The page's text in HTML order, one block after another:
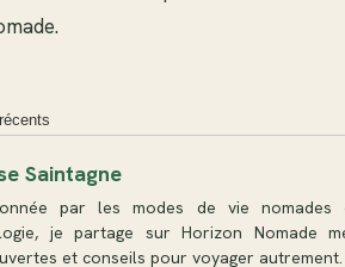
Saintagne
par les modes de vie nomades
je partage sur Horizon Nomade
et conseils pour voyager autrement.